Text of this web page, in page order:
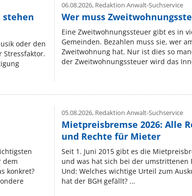
stehen
oder den
Stressfaktor.
06.08.2026,Redaktion Anwalt-Suchservice
Wer muss
Eine Zweitwohnungssteuer gibt es in
Gemeinden. Bezahlen muss sie, wer
Zweitwohnung hat. Nur ist dies so
der Zweitwohnungssteuer wird das
dem
konkret?
05.08.2026,Redaktion Anwalt-Suchservice
Mietpreisbremse 2026: Alle
und Rechte für Mieter
Seit 1. Juni 2015 gibt es die
und was hat sich bei der umstrittenen
Und: Welches wichtige Urteil zum
hat der BGH gefällt? ...